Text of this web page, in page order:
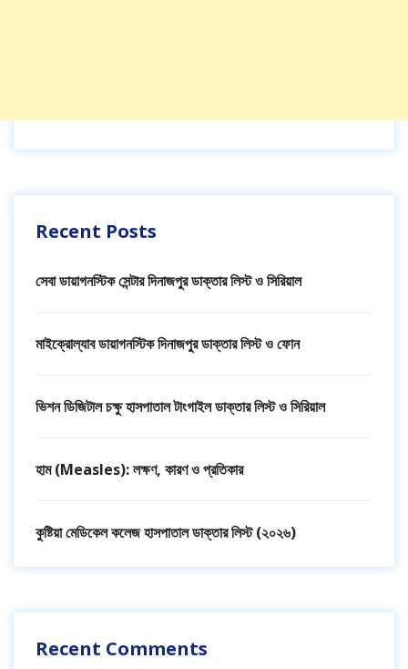
Recent Posts
সেবা ডায়াগনস্টিক সেন্টার দিনাজপুর ডাক্তার লিস্ট ও সিরিয়াল
মাইক্রোল্যাব ডায়াগনস্টিক দিনাজপুর ডাক্তার লিস্ট ও ফোন
ভিশন ডিজিটাল চক্ষু হাসপাতাল টাংগাইল ডাক্তার লিস্ট ও সিরিয়াল
হাম (Measles): লক্ষণ, কারণ ও প্রতিকার
কুষ্টিয়া মেডিকেল কলেজ হাসপাতাল ডাক্তার লিস্ট (২০২৬)
Recent Comments